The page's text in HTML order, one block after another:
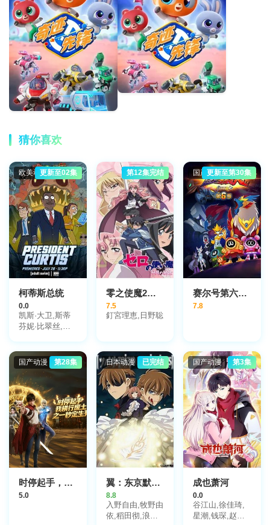
猜你喜欢
欧美动漫更新至02集
柯蒂斯总统
0.0
凯斯·大卫,斯蒂
芬妮·比翠丝,吉
科特
第12集完结
零之使魔2～双月的骑士
7.5
釘宮理恵,日野聡
国产动漫
更新至第30集
赛尔号第六季之苍穹烈火
7.8
国产动漫 第28集
时停起手，我横行废土之一秒定生死
5.0
日本动漫 已完结
翼：东京默示录
8.8
入野自由,牧野由
依,稻田彻,浪川
国产动漫 第3集
成也萧河
0.0
谷江山,徐佳琦,
星潮,钱琛,赵熠